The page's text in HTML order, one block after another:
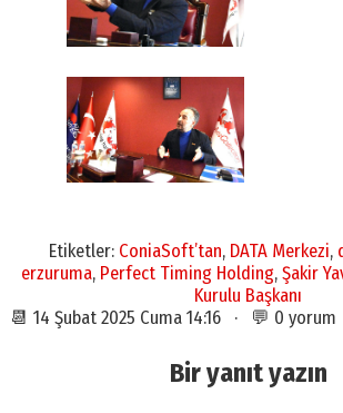
Etiketler: ConiaSoft’tan, DATA Merkezi,
erzuruma, Perfect Timing Holding, Şakir
Kurulu Başkanı
📆 14 Şubat 2025 Cuma 14:16 · 💬 0
Bir yanıt yazın